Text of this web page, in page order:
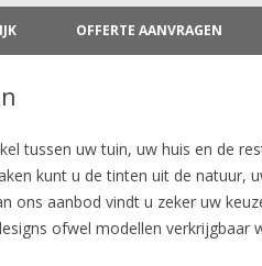
ALUMINIUM RAMEN
ALUMINIUM SCHUIFDEUREN
KUNSTSTOF DEUREN
GEVELBEKLEDING / DAKGOTEN
ALUMINIUM
ALUMINIUM
KUNSTSTOF
KUNSTSTOF
DEUREN
OFFERTE AANVRAGEN
tussen uw tuin, uw huis en de
kunt u de tinten uit de natuur,
ons aanbod vindt u zeker uw
ofwel modellen verkrijgbaar